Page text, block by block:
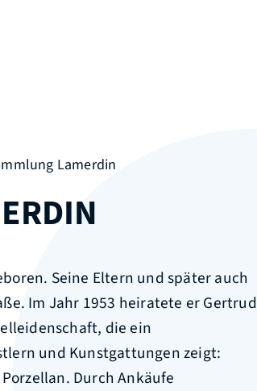
Lamerdin
Seine Eltern und später auch
Im Jahr 1953 heiratete er Gertrud
die ein
und Kunstgattungen zeigt:
Durch Ankäufe